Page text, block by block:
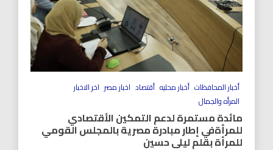
أخبار المحافظات أخبار محليه أقتصاد اخبار مصر اخر الاخبار
المرأه والجمال
مائدة مستمرة لدعم التمكين الأقتصادي
للمرأةفي إطار مبادرة مصرية بالمجلس القومي
للمرأة بقلم ليلى حسين